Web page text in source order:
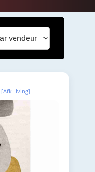
[Afk Living]